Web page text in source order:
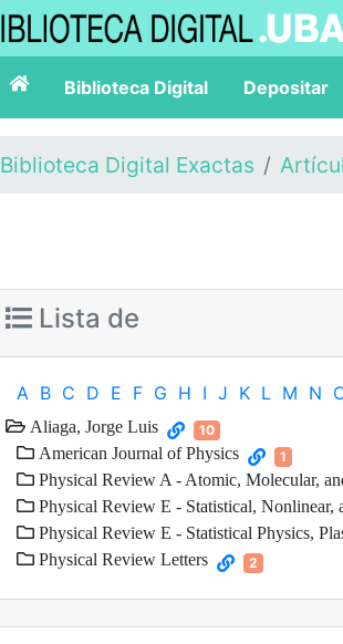
Biblioteca Digital Depositar
Biblioteca Digital Exactas
Lista de
A B C D E F G H I J K L M N
Aliaga, Jorge Luis 10
American Journal of Physics 1
Physical Review A - Atomic, Molecular,
Physical Review E - Statistical, Nonlinear,
Physical Review E - Statistical Physics,
Physical Review Letters 2